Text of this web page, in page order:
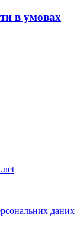
в умовах
даних